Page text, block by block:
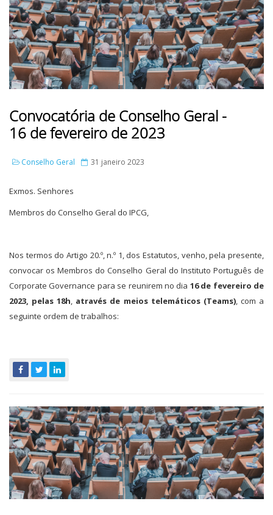
Convocatória de Conselho Geral -
16 de fevereiro de 2023
Conselho Geral 31 janeiro 2023
Exmos. Senhores
Membros do Conselho Geral do IPCG,
Nos termos do Artigo 20.º, n.º 1, dos Estatutos, venho, pela presente,
convocar os Membros do Conselho Geral do Instituto Português de
Corporate Governance para se reunirem no dia 16 de fevereiro de
2023, pelas 18h, através de meios telemáticos (Teams), com a
seguinte ordem de trabalhos: